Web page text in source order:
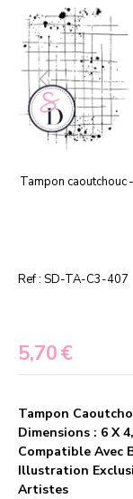
Tampon caoutchouc
Ref : SD-TA-C3-407
5,70€
Tampon
Dimensions : 6 X
Compatible Avec
Illustration
Artistes